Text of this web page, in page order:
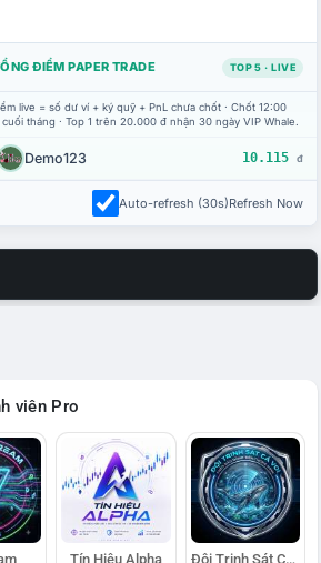
ĐIỂM PAPER TRADE TOP 5 · LIVE
live = số dư ví + ký quỹ + PnL chưa chốt · Chốt 12:00
tháng · Top 1 trên 20.000 đ nhận 30 ngày VIP Whale.
Demo123 10.115 đ
Auto-refresh (30s)Refresh Now
viên Pro
Tín Hiệu Alpha Đội Trinh Sát Cá Voi